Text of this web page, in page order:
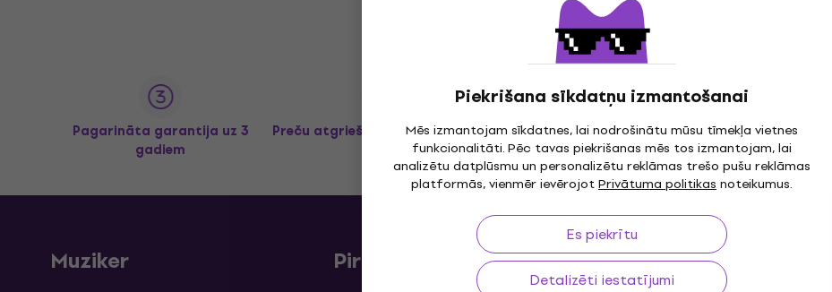
Piekrišana sīkdatņu izmantošanai
Mēs izmantojam sīkdatnes, lai nodrošinātu mūsu tīmekļa vietnes
funkcionalitāti. Pēc tavas piekrišanas mēs tos izmantojam, lai
analizētu datplūsmu un personalizētu reklāmas trešo pušu reklāmas
platformās, vienmēr ievērojotPrivātuma politikasnoteikumus.
Es piekrītu
Detalizēti iestatījumi
Pagarināta garantija uz 3
gadiem
Preču atgriešana līdz 30 dienām Bezmaksas piegādeno 299 € 3M+
Muziker Pirkums Useful links